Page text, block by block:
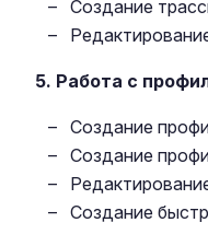
Создание
5. Работа с
Создание
Создание
Создание